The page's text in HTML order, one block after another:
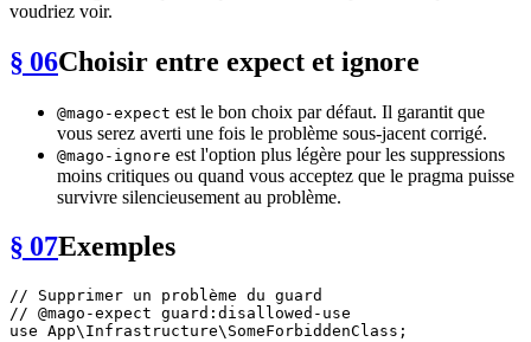
voudriez voir.
§ 06Choisir entre expect et ignore
@mago-expect est le bon choix par défaut. Il garantit que
vous serez averti une fois le problème sous-jacent corrigé.
@mago-ignore est l'option plus légère pour les suppressions
moins critiques ou quand vous acceptez que le pragma puisse
survivre silencieusement au problème.
§ 07Exemples
// Supprimer un problème du guard
// @mago-expect guard:disallowed-use
use App\ Infrastructure\ SomeForbiddenClass ;